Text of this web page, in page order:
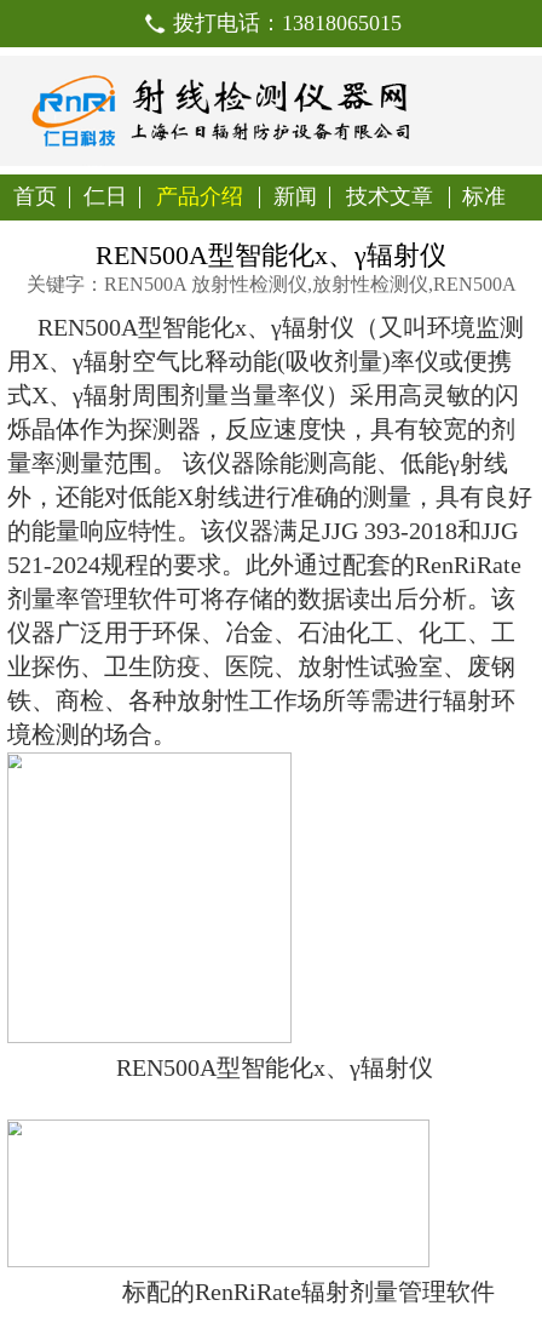
拨打电话：
首页 仁日 产品介绍 新闻 技
REN500A型智能化х、γ
关键字：REN500A 放射性检测仪,放射性
REN500A型智能化х、γ辐射仪
用X、γ辐射空气比释动能(吸收剂
式X、γ辐射周围剂量当量率仪）
烁晶体作为探测器，反应速度快，
量率测量范围。 该仪器除能测高
外，还能对低能X射线进行准确的
的能量响应特性。该仪器满足JJG
境检测的场合。